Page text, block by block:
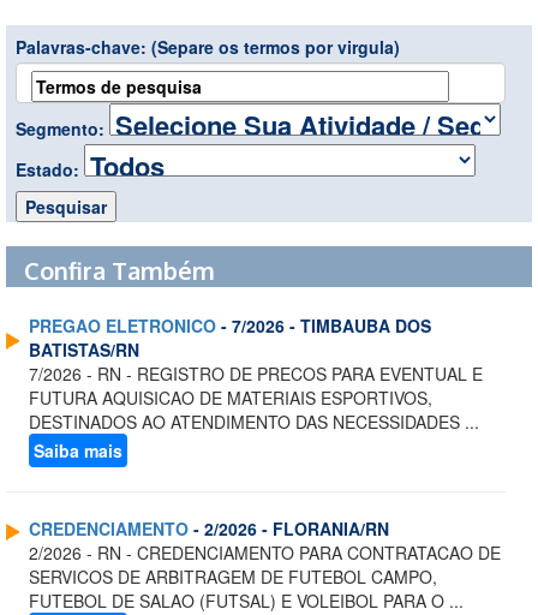
Palavras-chave: (Separe os termos por virgula)
Segmento:
Estado:
Confira Também
PREGAO ELETRONICO - 7/2026 - TIMBAUBA DOS
BATISTAS/RN
7/2026 - RN - REGISTRO DE PRECOS PARA EVENTUAL E
FUTURA AQUISICAO DE MATERIAIS ESPORTIVOS,
DESTINADOS AO ATENDIMENTO DAS NECESSIDADES ...
Saiba mais
CREDENCIAMENTO - 2/2026 - FLORANIA/RN
2/2026 - RN - CREDENCIAMENTO PARA CONTRATACAO DE
SERVICOS DE ARBITRAGEM DE FUTEBOL CAMPO,
FUTEBOL DE SALAO (FUTSAL) E VOLEIBOL PARA O ...